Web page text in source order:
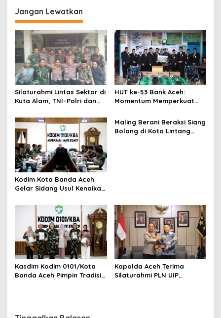
g
a
s
i
p
o
s
Jangan Lewatkan
Silaturahmi Lintas Sektor di
Kuta Alam, TNI–Polri dan
Kebersamaan
HUT ke-53 Bank Aceh:
Momentum Memperkuat
Keberkahan Bagi Aceh
Kodim Kota Banda Aceh
Gelar Sidang Usul Kenaikan
Tamtama Periode 1 April
Maling Berani Beraksi Siang
Bolong di Kota Lintang
Kasdim Kodim 0101/Kota
Banda Aceh Pimpin Tradisi
Kapolda Aceh Terima
Silaturahmi PLN UIP